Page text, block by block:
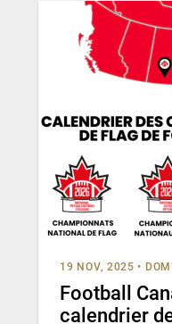
19 NOV, 2025 •
Football
calendrier